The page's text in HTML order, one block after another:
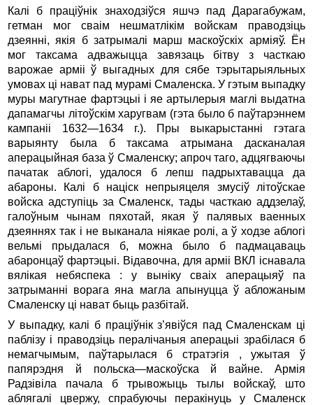
Калі б праціўнік знаходзіўся яшчэ пад Дарагабужам,
гетман мог сваім нешматлікім войскам праводзіць
дзеянні, якія б затрымалі марш маскоўскіх арміяў. Ён
мог таксама адважыцца завязаць бітву з часткаю
варожае арміі ў выгадных для сябе тэрытарыяльных
умовах ці нават пад мурамі Смаленска. У гэтым выпадку
муры магутнае фартэцыі і яе артылерыя маглі выдатна
дапамагчы літоўскім харугвам (гэта было б паўтарэннем
кампаніі 1632—1634 г.). Пры выкарыстанні гэтага
варыянту была б таксама атрымана дасканалая
аперацыйная база ў Смаленску; апроч таго, адцягваючы
пачатак аблогі, удалося б лепш падрыхтавацца да
абароны. Калі б націск непрыяцеля змусіў літоўскае
войска адступіць за Смаленск, тады часткаю аддзелаў,
галоўным чынам пяхотай, якая ў палявых ваенных
дзеяннях так і не выканала ніякае ролі, а ў ходзе аблогі
вельмі прыдалася б, можна было б падмацаваць
абаронцаў фартэцыі. Відавочна, для арміі ВКЛ існавала
вялікая небяспека : у выніку сваіх аперацыяў па
затрыманні ворага яна магла апынуцца ў абложаным
Смаленску ці нават быць разбітай.
У выпадку, калі б праціўнік з’явіўся пад Смаленскам ці
паблізу і праводзіць пералічаныя аперацыі зрабілася б
немагчымым, паўтарылася б стратэгія , ужытая ў
папярэдня й польска—маскоўска й вайне. Армія
Радзівіла пачала б трывожыць тылы войскаў, што
аблягалі цвержу, спрабуючы перакінуць у Смаленск